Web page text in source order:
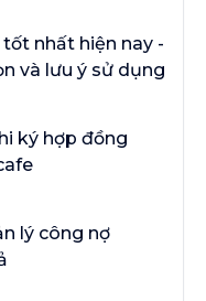
nhất hiện nay -
và lưu ý sử dụng
ký hợp đồng
lý công nợ